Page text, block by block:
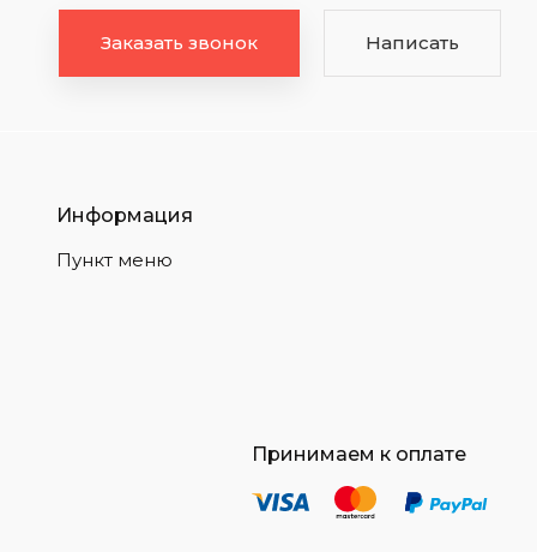
Заказать звонок Написать
Информация
Пункт меню
Принимаем к оплате